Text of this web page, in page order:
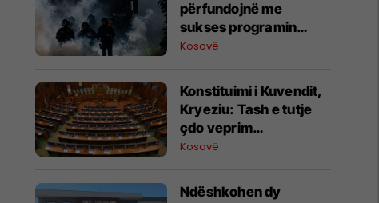
përfundojnë me
sukses programin
ndërkombëtar të
Universitetin Policor të
Brandenburgut
Kosovë
​Konstituimi i Kuvendit,
Kryeziu: Tash e tutje
çdo veprim
jokushtetues, Baraliu:
politike!
Kosovë
Ndëshkohen dy